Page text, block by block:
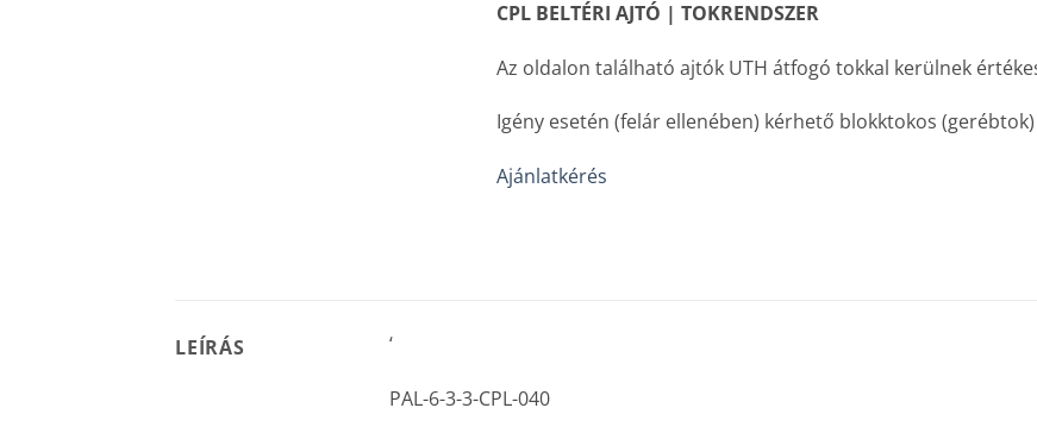
CPL BELTÉRI AJTÓ | TOKRENDSZER
Az oldalon található ajtók UTH átfogó tokkal kerülnek
Igény esetén (felár ellenében) kérhető blokktokos
Ajánlatkérés
LEÍRÁS ‘
PAL-6-3-3-CPL-040